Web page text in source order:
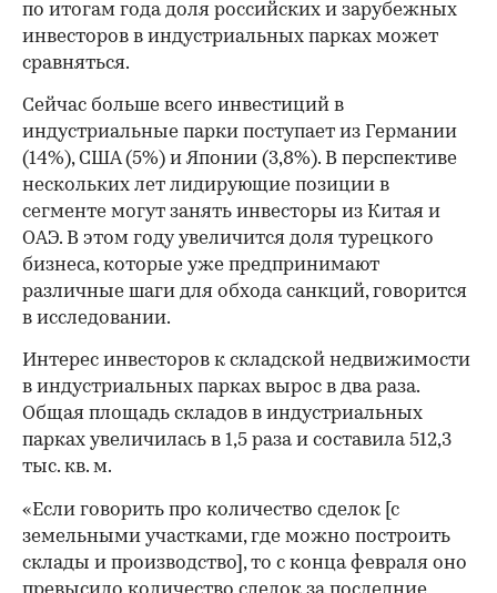
по итогам года доля российских и зарубежных
инвесторов в индустриальных парках может
сравняться.
Сейчас больше всего инвестиций в
индустриальные парки поступает из Германии
(14%), США (5%) и Японии (3,8%). В перспективе
нескольких лет лидирующие позиции в
сегменте могут занять инвесторы из Китая и
ОАЭ. В этом году увеличится доля турецкого
бизнеса, которые уже предпринимают
различные шаги для обхода санкций, говорится
в исследовании.
Интерес инвесторов к складской недвижимости
в индустриальных парках вырос в два раза.
Общая площадь складов в индустриальных
парках увеличилась в 1,5 раза и составила 512,3
тыс. кв. м.
«Если говорить про количество сделок [с
земельными участками, где можно построить
склады и производство], то с конца февраля оно